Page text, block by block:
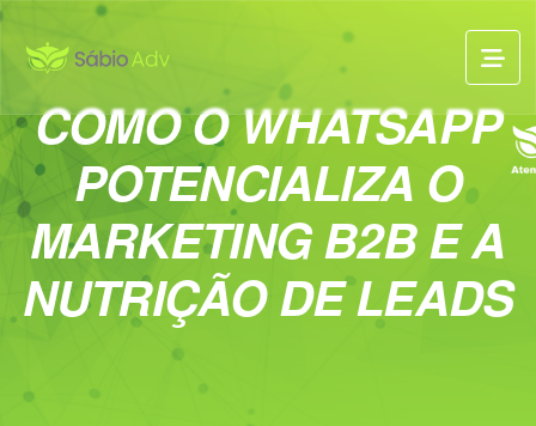
COMO O WHATSAPP
POTENCIALIZA O
MARKETING B2B E A
NUTRIÇÃO DE LEADS